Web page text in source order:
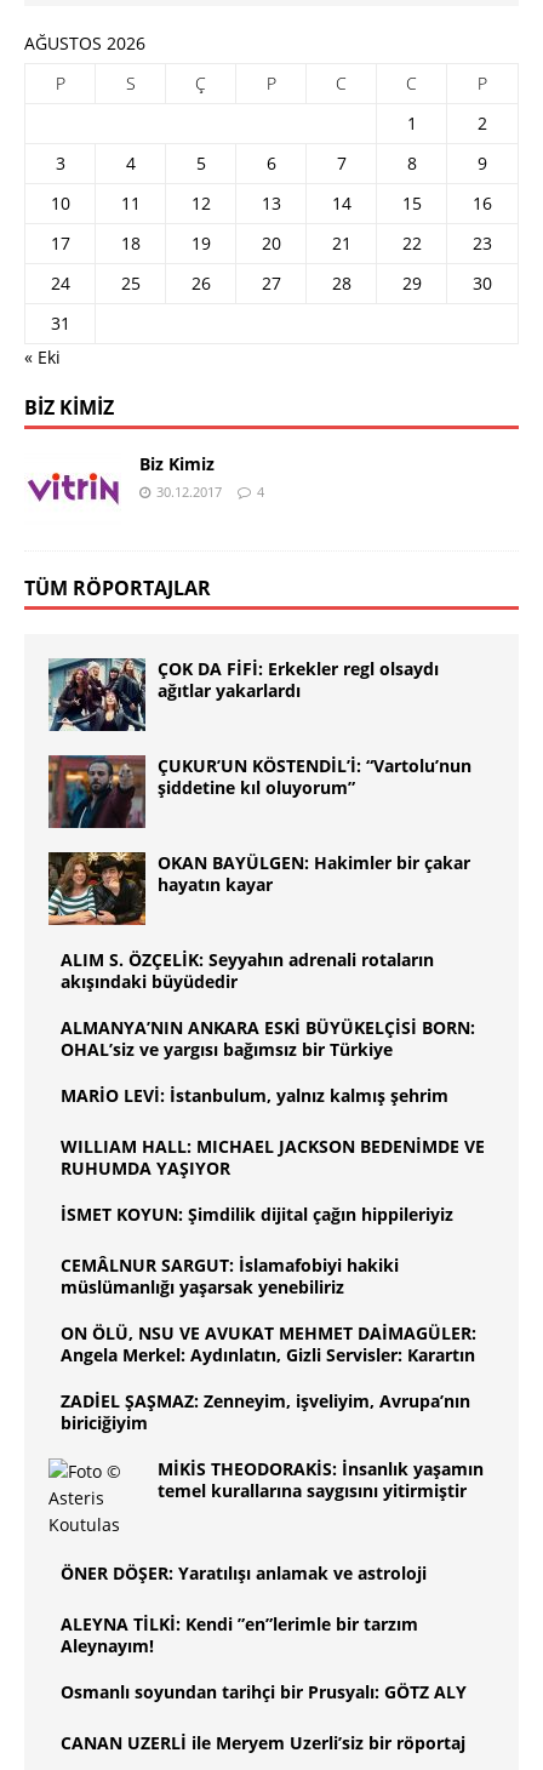
AĞUSTOS 2026
P
S Ç P C C
P
1
2
3
4 5 6 7 8
9
10
11 12 13 14 15
16
17
18 19 20 21 22
23
24
25 26 27 28 29
30
31
« Eki
BIZ KIMIZ
Biz Kimiz
30.12.2017 4
TÜM RÖPORTAJLAR
ÇOK DA FİFİ: Erkekler regl olsaydı
ağıtlar yakarlardı
ÇUKUR’UN KÖSTENDİL’İ: “Vartolu’nun
şiddetine kıl oluyorum”
OKAN BAYÜLGEN: Hakimler bir çakar
hayatın kayar
ALIM S. ÖZÇELİK: Seyyahın adrenali rotaların
akışındaki büyüdedir
ALMANYA’NIN ANKARA ESKİ BÜYÜKELÇİSİ BORN:
OHAL’siz ve yargısı bağımsız bir Türkiye
MARİO LEVİ: İstanbulum, yalnız kalmış şehrim
WILLIAM HALL: MICHAEL JACKSON BEDENİMDE VE
RUHUMDA YAŞIYOR
İSMET KOYUN: Şimdilik dijital çağın hippileriyiz
CEMÂLNUR SARGUT: İslamafobiyi hakiki
müslümanlığı yaşarsak yenebiliriz
ON ÖLÜ, NSU VE AVUKAT MEHMET DAİMAGÜLER:
Angela Merkel: Aydınlatın, Gizli Servisler: Karartın
ZADİEL ŞAŞMAZ: Zenneyim, işveliyim, Avrupa’nın
biriciğiyim
MİKİS THEODORAKİS: İnsanlık yaşamın
temel kurallarına saygısını yitirmiştir
ÖNER DÖŞER: Yaratılışı anlamak ve astroloji
ALEYNA TİLKİ: Kendi ”en”lerimle bir tarzım
Aleynayım!
Osmanlı soyundan tarihçi bir Prusyalı: GÖTZ ALY
CANAN UZERLİ ile Meryem Uzerli’siz bir röportaj